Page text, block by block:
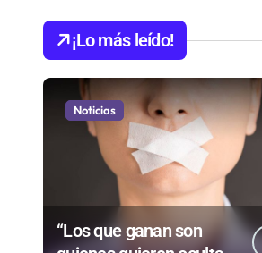
¡Lo más leído!
Noticias
“Los que ganan son